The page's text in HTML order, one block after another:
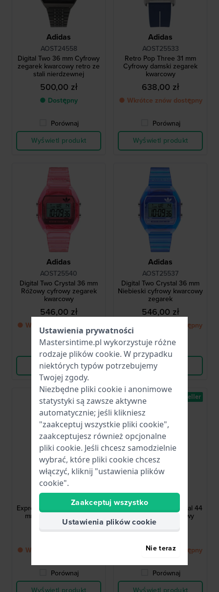
Adidas
AOST24558
Digital Two 36 mm Cyfrowy
zegarek kwarcowy retro ze
stali nierdzewnej
500,00 zł
● Dostępny
Porównaj
Wyświetl produkt
Adidas
AOST25533
Retro Pop Three 31 mm
Cyfrowy damski zegarek
kwarcowy
638,00 zł
● Wkrótce znów dostępny
Porównaj
Wyświetl produkt
Adidas
AOST25540
Digital Two Crystal 36 mm
Różowy cyfrowy zegarek
kwarcowy
546,00 zł
● Wkrótce znów dostępny
Porównaj
Wyświetl produkt
Adidas
AOST25537
Digital Two Crystal 36 mm
Niebieski cyfrowy kwarcowy
zegarek
546,00 zł
● Wkrótce znów dostępny
Porównaj
Wyświetl produkt
Adidas
AOFH25508
Expression Three Digital 44
mm Cyfrowy sportowy
zegarek
● Wkrótce znów dostępny
Porównaj
AOFH25507
Expression Three Digital 44
mm Cyfrowy sportowy
zegarek
● Wkrótce znów dostępny
Porównaj
Bestseller
Ustawienia prywatności
Mastersintime.pl wykorzystuje różne
rodzaje plików cookie. W przypadku
niektórych typów potrzebujemy
Twojej zgody.
Niezbędne pliki cookie i anonimowe
statystyki są zawsze aktywne
automatycznie; jeśli klikniesz
"zaakceptuj wszystkie pliki cookie",
zaakceptujesz również opcjonalne
pliki cookie. Jeśli chcesz samodzielnie
wybrać, które pliki cookie chcesz
włączyć, kliknij "ustawienia plików
cookie".
Zaakceptuj wszystko
Ustawienia plików cookie
Nie teraz